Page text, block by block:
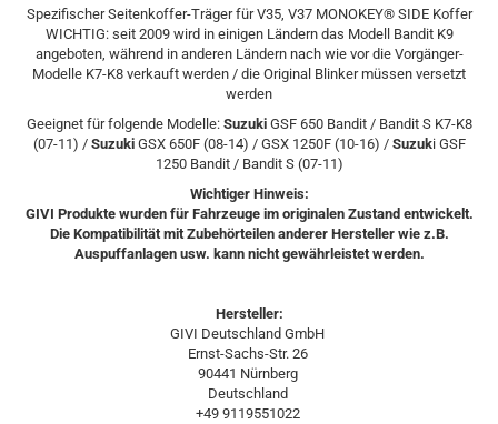
Spezifischer Seitenkoffer-Träger für V35, V37 MONOKEY® SIDE Koffer
WICHTIG: seit 2009 wird in einigen Ländern das Modell Bandit K9
angeboten, während in anderen Ländern nach wie vor die Vorgänger-
Modelle K7-K8 verkauft werden / die Original Blinker müssen versetzt
werden
Geeignet für folgende Modelle: SuzukiGSF 650 Bandit / Bandit S K7-K8
(07-11) / SuzukiGSX 650F (08-14) / GSX 1250F (10-16) /Suzuki GSF
1250 Bandit / Bandit S (07-11)
Wichtiger Hinweis:
GIVI Produkte wurden für Fahrzeuge im originalen Zustand entwickelt.
Die Kompatibilität mit Zubehörteilen anderer Hersteller wie z.B.
Auspuffanlagen usw. kann nicht gewährleistet werden.
Hersteller:
GIVI Deutschland GmbH
Ernst-Sachs-Str. 26
90441 Nürnberg
Deutschland
+49 9119551022